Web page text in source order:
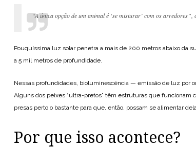
“A única opção de um animal é ‘se misturar’ com os arredores”,
Pouquíssima luz solar penetra a mais de 200 metros abaixo da
a 5 mil metros de profundidade.
Nessas profundidades, bioluminescência — emissão de luz por
Alguns dos peixes “ultra-pretos” têm estruturas que funcionam
presas perto o bastante para que, então, possam se alimentar
Por que isso acontece?